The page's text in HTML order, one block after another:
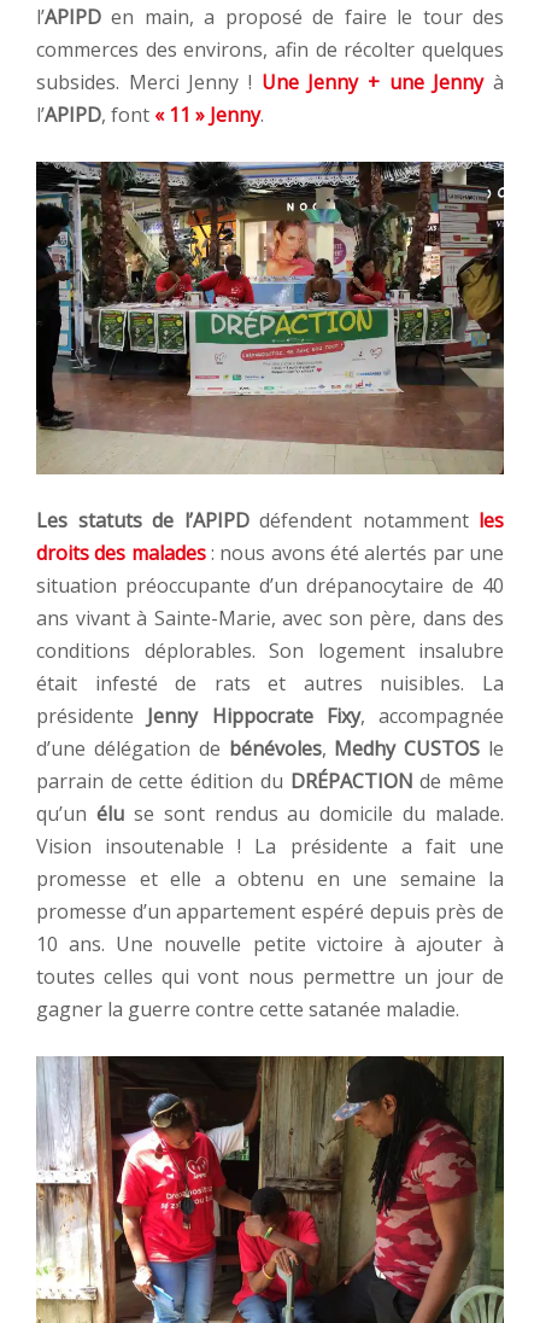
l’APIPD en main, a proposé de faire le tour des
commerces des environs, afin de récolter quelques
subsides. Merci Jenny ! Une Jenny + une Jennyà
l’APIPD, font « 11 » Jenny.
Les statuts de l’APIPDdéfendent notamment les
droits des malades: nous avons été alertés par une
situation préoccupante d’un drépanocytaire de 40
ans vivant à Sainte-Marie, avec son père, dans des
conditions déplorables. Son logement insalubre
était infesté de rats et autres nuisibles. La
présidente Jenny Hippocrate Fixy, accompagnée
d’une délégation de bénévoles, Medhy CUSTOS le
parrain de cette édition du DRÉPACTIONde même
qu’un élu se sont rendus au domicile du malade.
Vision insoutenable ! La présidente a fait une
promesse et elle a obtenu en une semaine la
promesse d’un appartement espéré depuis près de
10 ans. Une nouvelle petite victoire à ajouter à
toutes celles qui vont nous permettre un jour de
gagner la guerre contre cette satanée maladie.